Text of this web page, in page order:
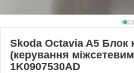
Skoda Octavia A5 Блок
(керування
1K0907530AD